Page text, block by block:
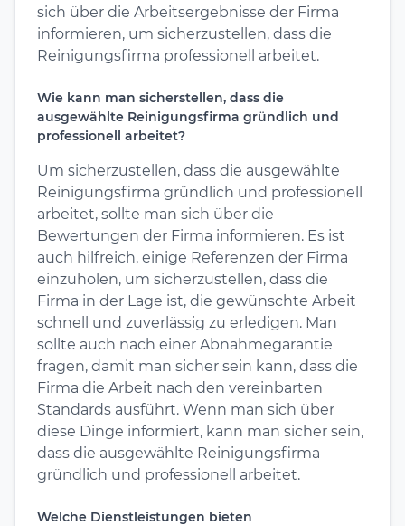
sich über die Arbeitsergebnisse der Firma
informieren, um sicherzustellen, dass die
Reinigungsfirma professionell arbeitet.
Wie kann man sicherstellen, dass die
ausgewählte Reinigungsfirma gründlich und
professionell arbeitet?
Um sicherzustellen, dass die ausgewählte
Reinigungsfirma gründlich und professionell
arbeitet, sollte man sich über die
Bewertungen der Firma informieren. Es ist
auch hilfreich, einige Referenzen der Firma
einzuholen, um sicherzustellen, dass die
Firma in der Lage ist, die gewünschte Arbeit
schnell und zuverlässig zu erledigen. Man
sollte auch nach einer Abnahmegarantie
fragen, damit man sicher sein kann, dass die
Firma die Arbeit nach den vereinbarten
Standards ausführt. Wenn man sich über
diese Dinge informiert, kann man sicher sein,
dass die ausgewählte Reinigungsfirma
gründlich und professionell arbeitet.
Welche Dienstleistungen bieten